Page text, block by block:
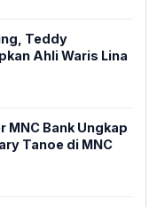
Teddy
Ahli Waris Lina
MNC Bank Ungkap
Tanoe di MNC